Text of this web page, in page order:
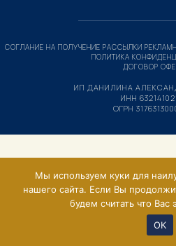
ИП ДАНИЛИНА
ИНН
ОГРН
СОГЛАНИЕ НА ПОЛУЧЕНИЕ РАССЫЛКИ
ПОЛИТИКА
ДОГОВОР
Мы используем куки для
нашего сайта. Если Вы
будем считать что Вас
ОК